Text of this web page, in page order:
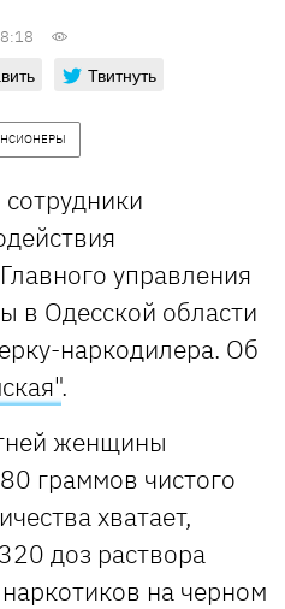
Твитнуть
управления
в Одесской области
наркодилера. Об
.
женщины
граммов чистого
хватает,
доз раствора
на черном